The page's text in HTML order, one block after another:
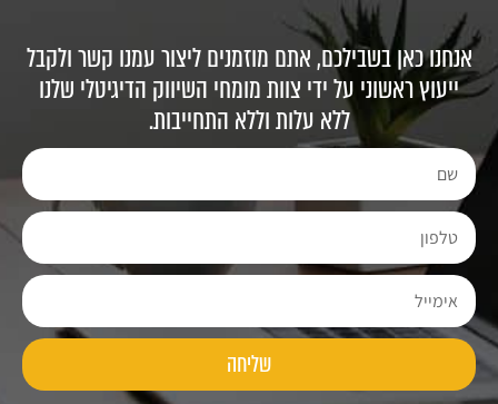
אנחנו כאן בשבילכם, אתם מוזמנים ליצור עמנו קשר ולקבל
ייעוץ ראשוני על ידי צוות מומחי השיווק הדיגיטלי שלנו
ללא עלות וללא התחייבות.
שליחה